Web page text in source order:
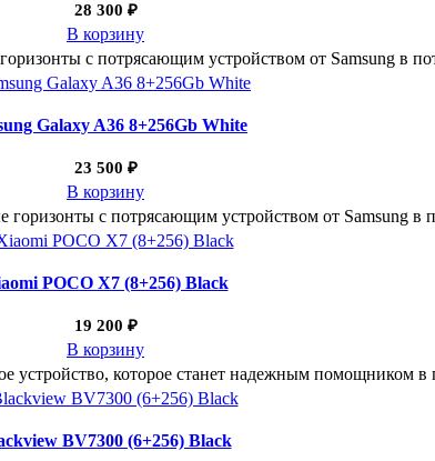
28 300 ₽
В корзину
с потрясающим устройством от Samsung в
Galaxy A36 8+256Gb White
23 500 ₽
В корзину
горизонты с потрясающим устройством от Samsung в
POCO X7 (8+256) Black
19 200 ₽
В корзину
которое станет надежным помощником в
BV7300 (6+256) Black